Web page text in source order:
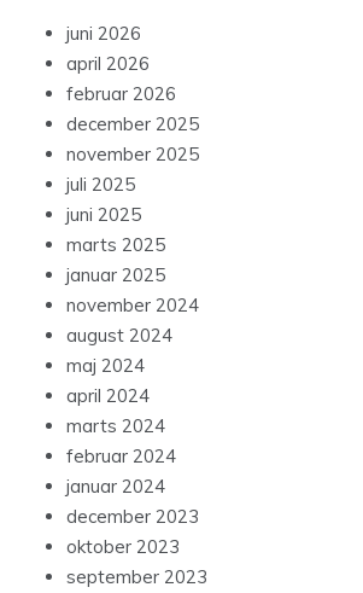
juni 2026
april 2026
februar 2026
december 2025
november 2025
juli 2025
juni 2025
marts 2025
januar 2025
november 2024
august 2024
maj 2024
april 2024
marts 2024
februar 2024
januar 2024
december 2023
oktober 2023
september 2023